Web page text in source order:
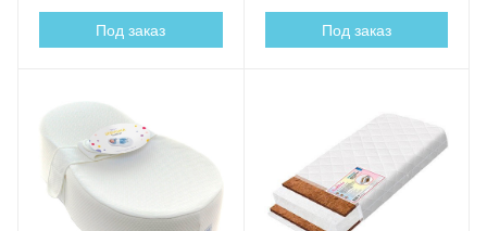
Под заказ Под заказ